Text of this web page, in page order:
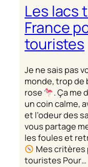
Les lacs
France
touristes
Je ne sais pas
monde, trop de
rose
. Ça me
un coin calme,
et l’odeur des
vous partage
les foules et
Mes critères
touristes Pour…